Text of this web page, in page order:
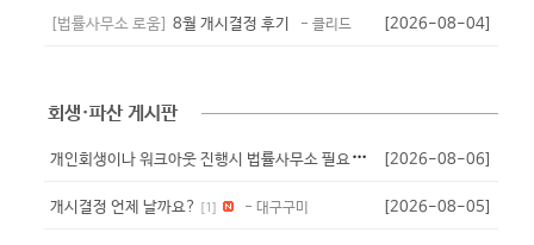
[법률사무소 로움] 8월 개시결정 후기 - 클리드 [2026-08-04]
회생·파산 게시판
개
인회생이나 워크아웃 진행시 법률사무소 필요서류? - 닉넴
[2026-08-06]
개시결정 언제 날까요? [1 ] - 대구구미 [2026-08-05]